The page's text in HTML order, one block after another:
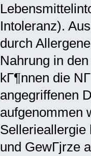
Intoleranz).
durch
Nahrung in
kГ¶nnen die
angegriffenen
aufgenommen
Sellerieallergie
und GewГјrze